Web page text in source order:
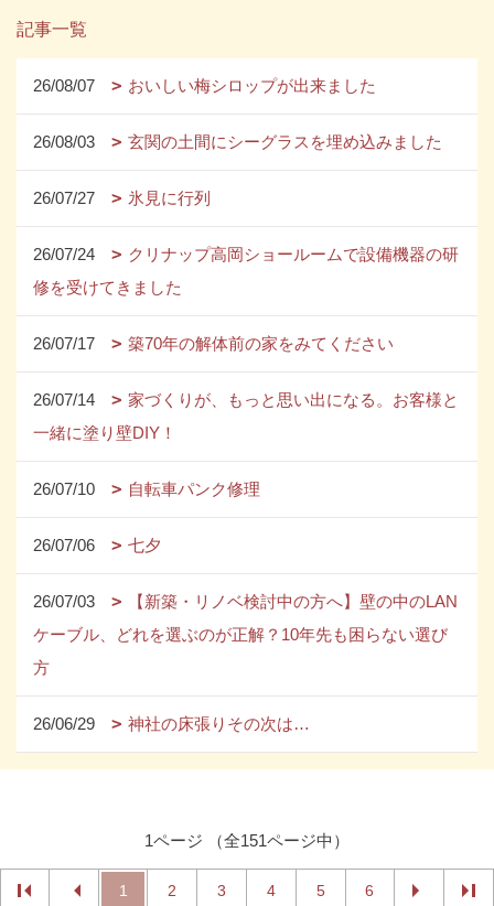
記事一覧
26/08/07 おいしい梅シロップが出来ました
26/08/03 玄関の土間にシーグラスを埋め込みました
26/07/27 氷見に行列
26/07/24
クリナップ高岡ショールームで設備機器の研
修を受けてきました
26/07/17 築70年の解体前の家をみてください
26/07/14
家づくりが、もっと思い出になる。お客様と
一緒に塗り壁DIY！
26/07/10 自転車パンク修理
26/07/06 七夕
26/07/03
【新築・リノベ検討中の方へ】壁の中のLAN
ケーブル、どれを選ぶのが正解？10年先も困らない選び
方
26/06/29 神社の床張りその次は…
1ページ （全151ページ中）
1 2 3 4 5 6